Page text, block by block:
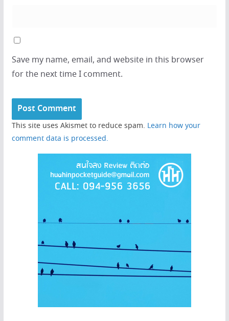
Save my name, email, and website in this browser
for the next time I comment.
This site uses Akismet to reduce spam. Learn how your
comment data is processed.